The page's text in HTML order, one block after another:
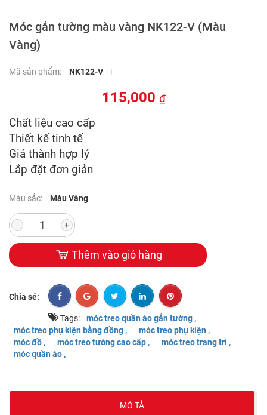
Móc gắn tường màu vàng NK122-V (Màu
Vàng)
Mã sản phẩm: NK122-V
115,000 ₫
Chất liệu cao cấp
Thiết kế tinh tế
Giá thành hợp lý
Lắp đặt đơn giản
Màu sắc: Màu Vàng
- +
Thêm vào giỏ hàng
Chia sẻ:
Tags:
móc treo quần áo gắn tường ,
móc treo phụ kiện bằng đồng ,
móc treo phụ kiện ,
móc đồ ,
móc treo tường cao cấp ,
móc treo trang trí ,
móc quần áo ,
MÔ TẢ